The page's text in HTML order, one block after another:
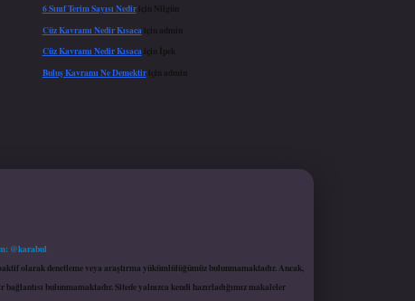
6 Sınıf Terim Sayısı Nediriçin Nilgün
Cüz Kavramı Nedir Kısaca için admin
Cüz Kavramı Nedir Kısacaiçin
İpek
Buluş Kavramı Ne Demektiriçin admin
@karabul
olarak denetleme veya araştırma yükümlülüğümüz bulunmamaktadır. Ancak,
bulunmamaktadır. Sitede yalnızca kendi hazırladığımız makaleler